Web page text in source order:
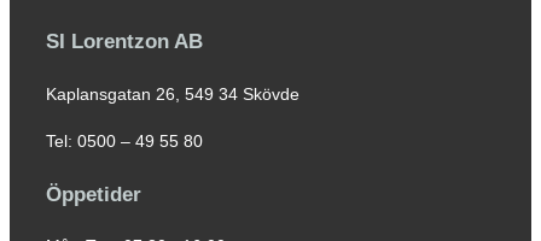
SI Lorentzon AB
Kaplansgatan 26, 549 34 Skövde
Tel: 0500 – 49 55 80
Öppetider